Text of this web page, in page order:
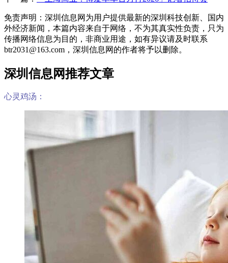
免责声明：深圳信息网为用户提供最新的深圳科技创新、国内
外经济新闻，本篇内容来自于网络，不为其真实性负责，只为
传播网络信息为目的，非商业用途，如有异议请及时联系
btr2031@163.com，深圳信息网的作者将予以删除。
深圳信息网推荐文章
心灵鸡汤：